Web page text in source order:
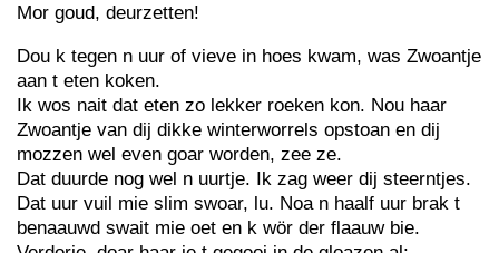
Mor goud, deurzetten!
Dou k tegen n uur of vieve in hoes kwam, was Zwoantje
aan t eten koken.
Ik wos nait dat eten zo lekker roeken kon. Nou haar
Zwoantje van dij dikke winterworrels opstoan en dij
mozzen wel even goar worden, zee ze.
Dat duurde nog wel n uurtje. Ik zag weer dij steerntjes.
Dat uur vuil mie slim swoar, lu. Noa n haalf uur brak t
benaauwd swait mie oet en k wör der flaauw bie.